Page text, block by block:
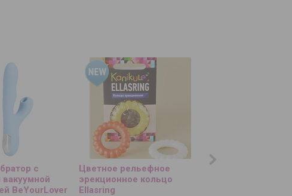
с
вакуумной
BeYourLover
Цветное рельефное
эрекционное кольцо
Ellasring
Мастурбатор-